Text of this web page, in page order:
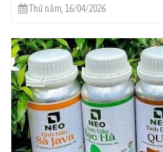
Thứ năm, 16/04/2026